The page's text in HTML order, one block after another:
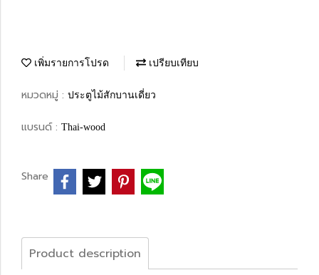
เพิ่มรายการโปรด เปรียบเทียบ
หมวดหมู่ : ประตูไม้สักบานเดี่ยว
แบรนด์ : Thai-wood
Share
Product description